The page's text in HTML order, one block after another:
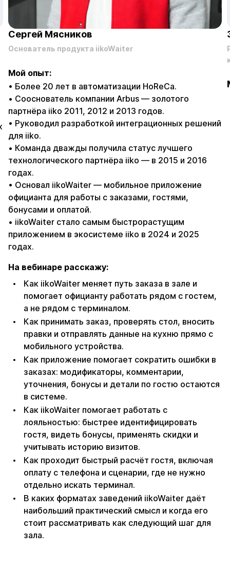
Сергей Мясников
Основатель продукта iikoWaiter
Мой опыт:
• Более 20 лет в автоматизации HoReCa.
• Сооснователь компании Arbus — золотого
партнёра iiko 2011, 2012 и 2013 годов.
• Руководил разработкой интеграционных решений
для iiko.
• Команда дважды получила статус лучшего
технологического партнёра iiko — в 2015 и 2016
годах.
• Основал iikoWaiter — мобильное приложение
официанта для работы с заказами, гостями,
бонусами и оплатой.
• iikoWaiter стало самым быстрорастущим
приложением в экосистеме iiko в 2024 и 2025
годах.
На вебинаре расскажу:
Как iikoWaiter меняет путь заказа в зале и
помогает официанту работать рядом с гостем,
а не рядом с терминалом.
Как принимать заказ, проверять стол, вносить
правки и отправлять данные на кухню прямо с
мобильного устройства.
Как приложение помогает сократить ошибки в
заказах: модификаторы, комментарии,
уточнения, бонусы и детали по гостю остаются
в системе.
Как iikoWaiter помогает работать с
лояльностью: быстрее идентифицировать
гостя, видеть бонусы, применять скидки и
учитывать историю визитов.
Как проходит быстрый расчёт гостя, включая
оплату с телефона и сценарии, где не нужно
отдельно искать терминал.
В каких форматах заведений iikoWaiter даёт
наибольший практический смысл и когда его
стоит рассматривать как следующий шаг для
зала.